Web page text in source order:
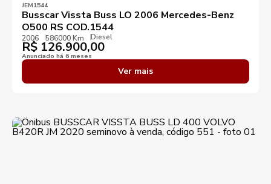
JEM1544
Busscar Vissta Buss LO 2006 Mercedes-Benz
O500 RS COD.1544
2006 586000 Km Diesel
R$ 126.900,00
Anunciado há 6 meses
Ver mais